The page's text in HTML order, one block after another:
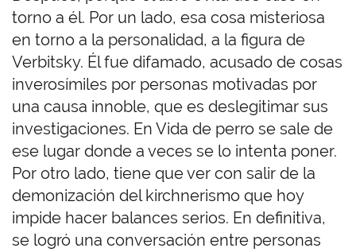
torno a él. Por un lado, esa cosa misteriosa
en torno a la personalidad, a la figura de
Verbitsky. Él fue difamado, acusado de cosas
inverosímiles por personas motivadas por
una causa innoble, que es deslegitimar sus
investigaciones. En Vida de perro se sale de
ese lugar donde a veces se lo intenta poner.
Por otro lado, tiene que ver con salir de la
demonización del kirchnerismo que hoy
impide hacer balances serios. En definitiva,
se logró una conversación entre personas